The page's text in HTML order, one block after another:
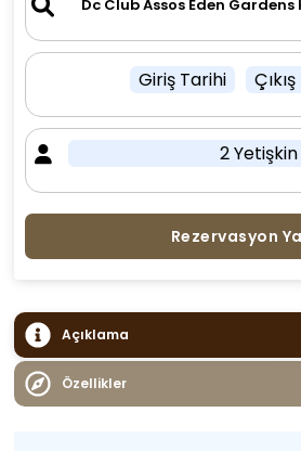
Giriş Tarihi
2 Yetişkin
Rezervasyon
Açıklama
Özellikler